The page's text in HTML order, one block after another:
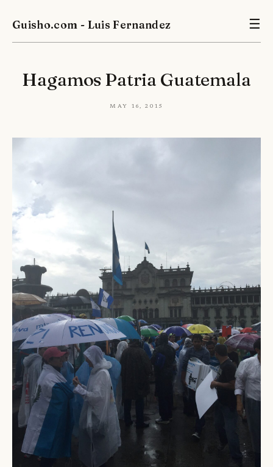
Guisho.com - Luis Fernandez ☰
Hagamos Patria Guatemala
May 16, 2015